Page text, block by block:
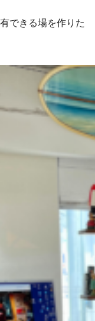
できる場を作りた